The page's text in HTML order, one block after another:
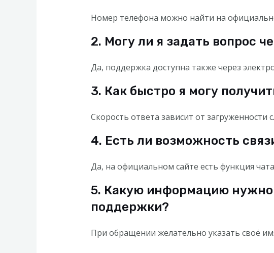
Номер телефона можно найти на
2. Могу ли я задать вопрос
Да, поддержка доступна также через
3. Как быстро я могу
Скорость ответа зависит от загруженности
4. Есть ли возможность
Да, на официальном сайте есть функция
5. Какую информацию нужно
поддержки?
При обращении желательно указать своё